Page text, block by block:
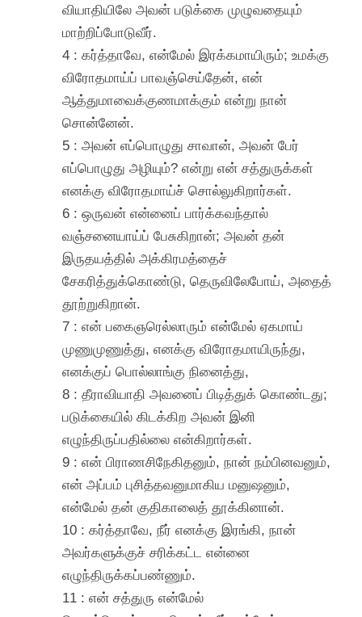
வியாதியிலே அவன் படுக்கை முழுவதையும்
மாற்றிப்போடுவீர்.
4 : கர்த்தாவே, என்மேல் இரக்கமாயிரும்; உமக்கு
விரோதமாய்ப் பாவஞ்செய்தேன், என்
ஆத்துமாவைக்குணமாக்கும் என்று நான்
சொன்னேன்.
5 : அவன் எப்பொழுது சாவான், அவன் பேர்
எப்பொழுது அழியும்? என்று என் சத்துருக்கள்
எனக்கு விரோதமாய்ச் சொல்லுகிறார்கள்.
6 : ஒருவன் என்னைப் பார்க்கவந்தால்
வஞ்சனையாய்ப் பேசுகிறான்; அவன் தன்
இருதயத்தில் அக்கிரமத்தைச்
சேகரித்துக்கொண்டு, தெருவிலேபோய், அதைத்
தூற்றுகிறான்.
7 : என் பகைஞரெல்லாரும் என்மேல் ஏகமாய்
முணுமுணுத்து, எனக்கு விரோதமாயிருந்து,
எனக்குப் பொல்லாங்கு நினைத்து,
8 : தீராவியாதி அவனைப் பிடித்துக் கொண்டது;
படுக்கையில் கிடக்கிற அவன் இனி
எழுந்திருப்பதில்லை என்கிறார்கள்.
9 : என் பிராணசிநேகிதனும், நான் நம்பினவனும்,
என் அப்பம் புசித்தவனுமாகிய மனுஷனும்,
என்மேல் தன் குதிகாலைத் தூக்கினான்.
10 : கர்த்தாவே, நீர் எனக்கு இரங்கி, நான்
அவர்களுக்குச் சரிக்கட்ட என்னை
எழுந்திருக்கப்பண்ணும்.
11 : என் சத்துரு என்மேல்